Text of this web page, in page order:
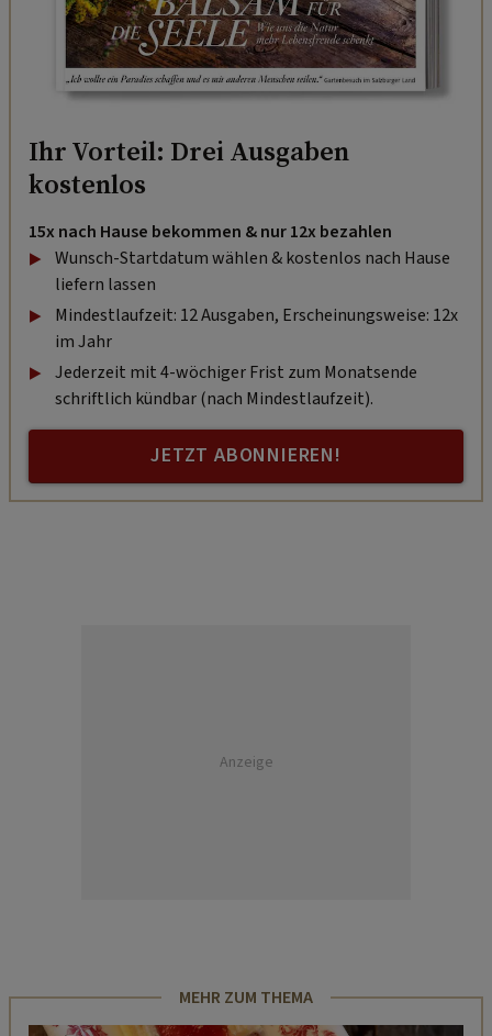
Ihr Vorteil: Drei Ausgaben
kostenlos
15x nach Hause bekommen & nur 12x bezahlen
Wunsch-Startdatum wählen & kostenlos nach Hause
liefern lassen
Mindestlaufzeit: 12 Ausgaben, Erscheinungsweise: 12x
im Jahr
Jederzeit mit 4-wöchiger Frist zum Monatsende
schriftlich kündbar (nach Mindestlaufzeit).
JETZT ABONNIEREN!
Anzeige
MEHR ZUM THEMA